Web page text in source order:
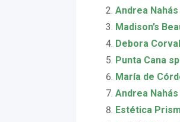
Andrea
Madison’s
Debora
Punta Cana
María de
Andrea
Estética